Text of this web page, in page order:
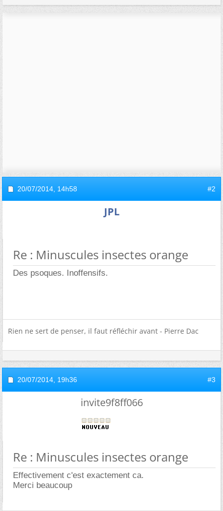
20/07/2014, 14h58 #2
JPL
Re : Minuscules insectes orange
Des psoques. Inoffensifs.
Rien ne sert de penser, il faut réfléchir avant - Pierre Dac
20/07/2014, 19h36 #3
invite9f8ff066
Re : Minuscules insectes orange
Effectivement c'est exactement ca.
Merci beaucoup